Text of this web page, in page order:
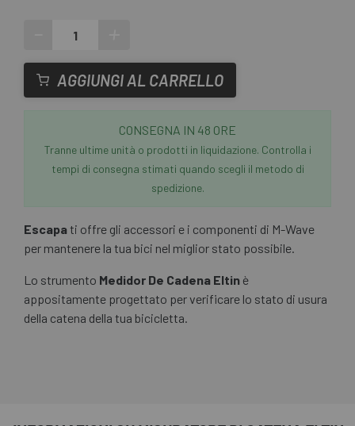
AGGIUNGI AL CARRELLO
CONSEGNA IN 48 ORE
Tranne ultime unità o prodotti in liquidazione. Controlla i
tempi di consegna stimati quando scegli il metodo di
spedizione.
Escapati offre gli accessori e i componenti di M-Wave
per mantenere la tua bici nel miglior stato possibile.
Lo strumento Medidor De Cadena Eltin è
appositamente progettato per verificare lo stato di usura
della catena della tua bicicletta.